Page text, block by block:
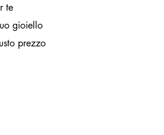
te
gioiello
prezzo